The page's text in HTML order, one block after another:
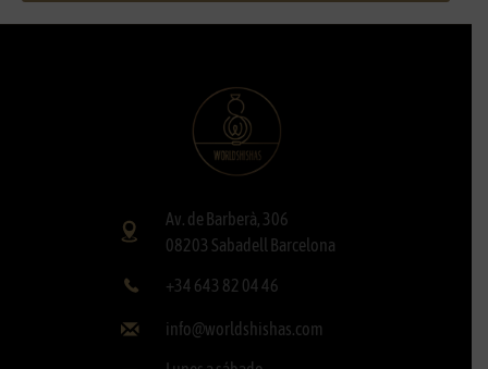
Av. de Barberà, 306
08203 Sabadell Barcelona
+34 643 82 04 46
info@worldshishas.com